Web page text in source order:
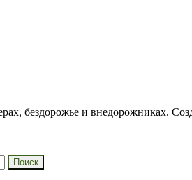
бездорожье и внедорожниках.